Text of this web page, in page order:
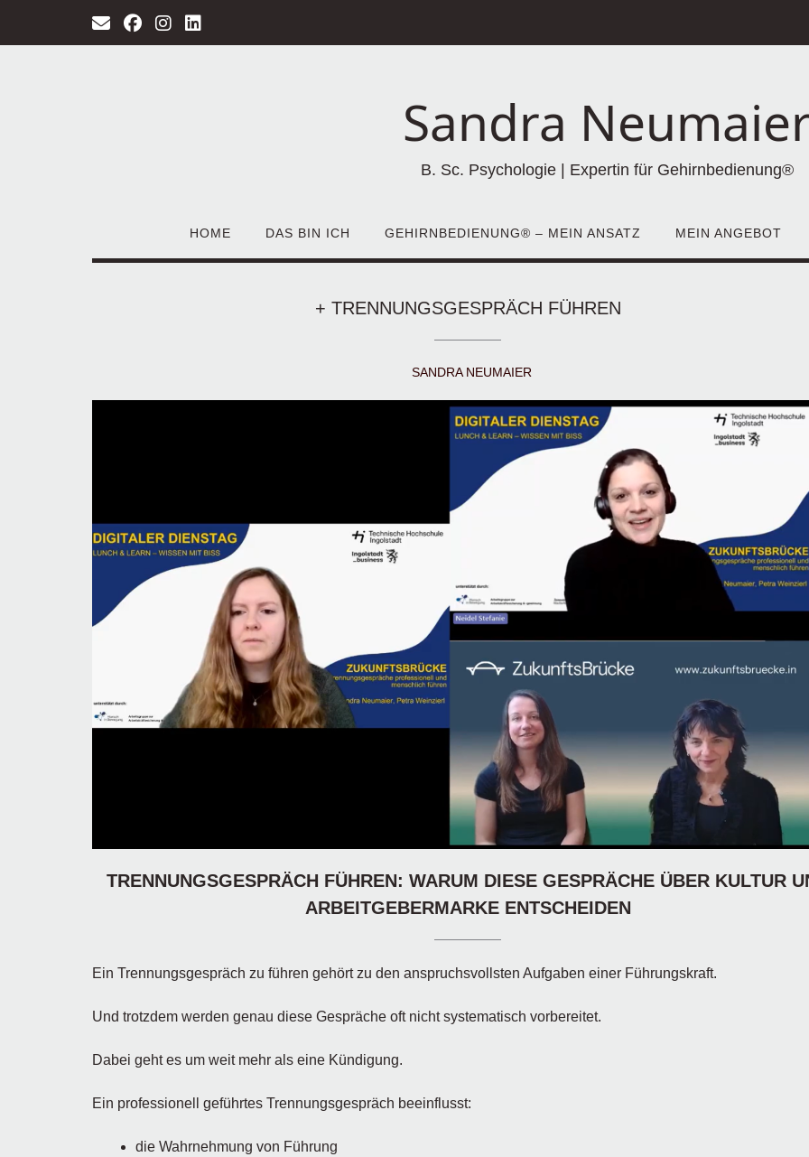
Sandra
B. Sc. Psychologie | Expertin für Gehirnbedienung®
HOME DAS BIN ICH GEHIRNBEDIENUNG® – MEIN ANSATZ MEIN ANGEBOT
+ TRENNUNGSGESPRÄCH FÜHREN
SANDRA NEUMAIER
TRENNUNGSGESPRÄCH FÜHREN: WARUM DIESE GESPRÄCHE ÜBER KULTUR
ARBEITGEBERMARKE ENTSCHEIDEN
Ein Trennungsgespräch zu führen gehört zu den anspruchsvollsten Aufgaben einer Führungskraft.
Und trotzdem werden genau diese Gespräche oft nicht systematisch vorbereitet.
Dabei geht es um weit mehr als eine Kündigung.
Ein professionell geführtes Trennungsgespräch beeinflusst:
die Wahrnehmung von Führung